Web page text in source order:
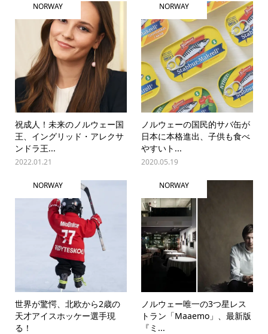
NORWAY
祝成人！未来のノルウェー国
王、イングリッド・アレクサ
ンドラ王...
2022.01.21
NORWAY
ノルウェーの国民的サバ缶が
日本に本格進出、子供も食べ
やすいト...
2020.05.19
NORWAY
世界が驚愕、北欧から2歳の
天才アイスホッケー選手現
る！
NORWAY
ノルウェー唯一の3つ星レス
トラン「Maaemo」、最新版
『ミ...